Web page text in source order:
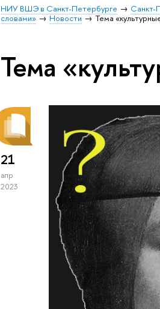
НИУ ВШЭ в Санкт-Петербурге Санкт-
словами»
Новости Тема
Тема
21
апр
2023